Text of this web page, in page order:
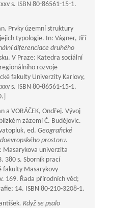
s. ISBN 80-86561-15-1.
Prvky územní struktury
typologie. In: Vágner, Jiří
diferenciace druhého
. V Praze: Katedra sociální
rozvoje
fakulty Univerzity Karlovy,
s. ISBN 80-86561-15-1.
.]
a VORÁČEK, Ondřej. Vývoj
zázemí Č. Budějovic.
ed. Geografické
prostoru.
Masarykova univerzita
380 s. Sborník prací
fakulty Masarykovy
169. Řada přírodních věd;
14. ISBN 80-210-3208-1.
. Když se psalo